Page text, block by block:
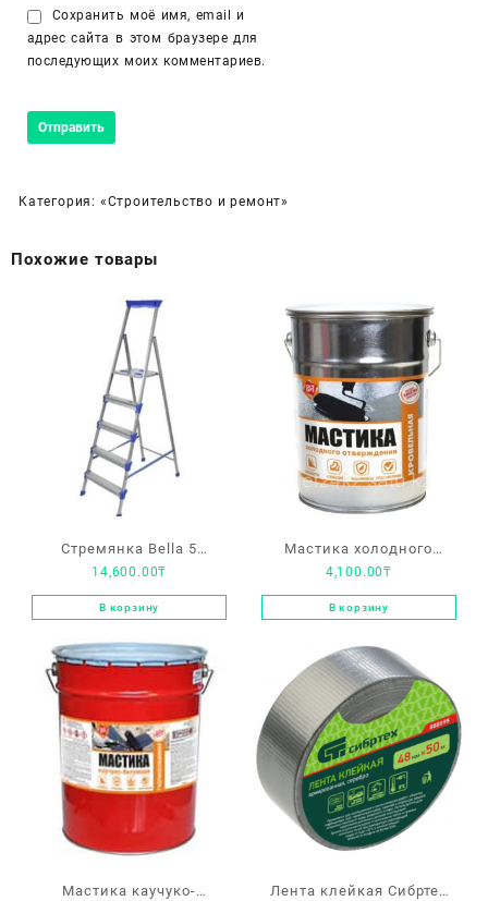
Сохранить моё имя, email и
адрес сайта в этом браузере для
последующих моих комментариев.
Категория: «Строительство и ремонт»
Похожие товары
Стремянка Bella 5
ступеней
14,600.00₸
В корзину
Мастика холодного
отверждения 4 кг.
4,100.00₸
В корзину
Мастика каучуко-
Лента клейкая Сибртех